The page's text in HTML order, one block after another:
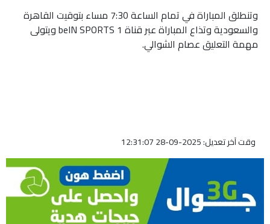
وتنطلق المباراة في تمام الساعة 7:30 مساء بتوقيت القاهرة
والسعودية وتذاع المباراة عبر قناة beIN SPORTS 1 ويتولى
مهمة التعليق عصام الشوالي.
وقت آخر تعديل: 2025-09-28 12:31:07